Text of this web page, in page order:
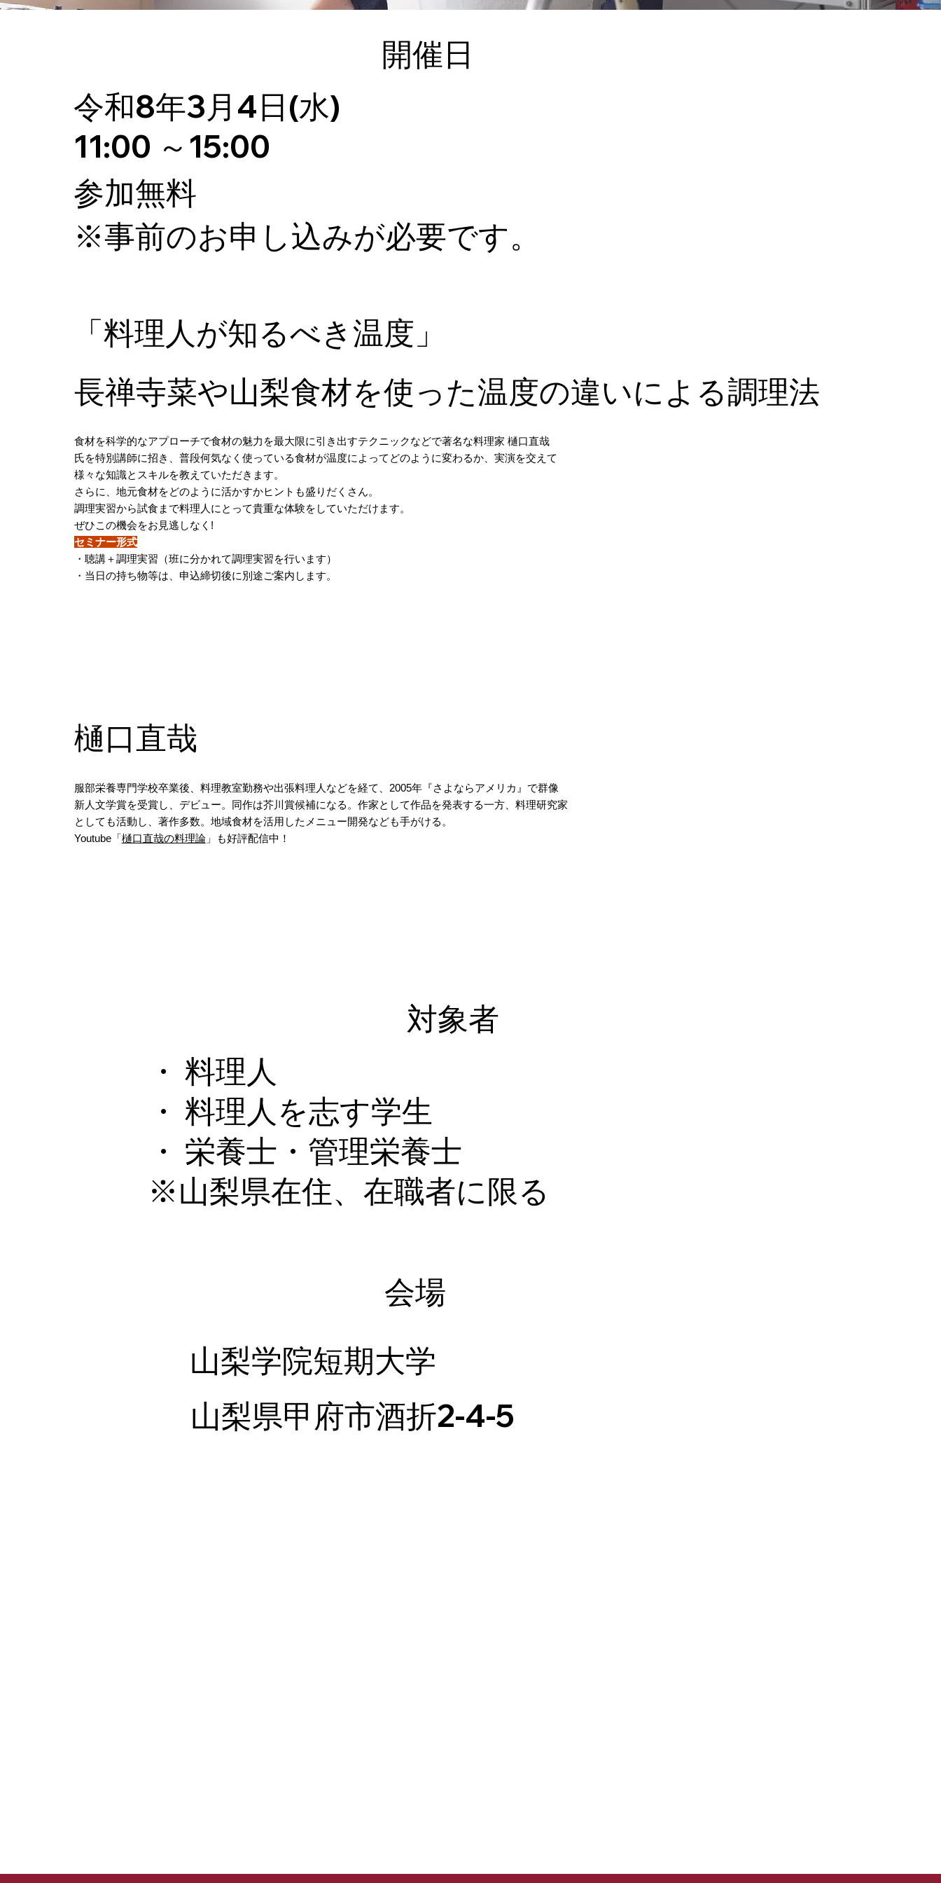
​開催日
令和8年3月4日(水)
11:00 ～15:00
参加無料
​※事前のお申し込みが必要です。
「料理人が知るべき温度」
長禅寺菜や山梨食材を使った温度の違いによる調理法
食材を科学的なアプローチで食材の魅力を最大限に引き出すテクニックなどで著名な料理家 樋口直哉
氏を特別講師に招き、普段何気なく使っている食材が温度によってどのように変わるか、実演を交えて
様々な知識とスキルを教えていただきます。
さらに、地元食材をどのように活かすかヒントも盛りだくさん。
調理実習から試食まで料理人にとって貴重な体験をしていただけます。
ぜひこの機会をお見逃しなく!
セミナー形式
・聴講＋調理実習（班に分かれて調理実習を行います）
・当日の持ち物等は、申込締切後に別途ご案内します。
樋口直哉
服部栄養専門学校卒業後、料理教室勤務や出張料理人などを経て、2005年『さよならアメリカ』で群像
新人文学賞を受賞し、デビュー。同作は芥川賞候補になる。作家として作品を発表する一方、料理研究家
としても活動し、著作多数。地域食材を活用したメニュー開発なども手がける。
Youtube「樋口直哉の料理論」も好評配信中！
​対象者
・ 料理人
・ 料理人を志す学生
・ 栄養士・管理栄養士
※山梨県在住、在職者に限る
会場
山梨学院短期大学
山梨県甲府市酒折2-4-5